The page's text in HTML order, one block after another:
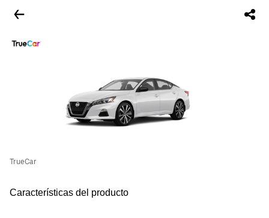
TrueCar
Características del producto